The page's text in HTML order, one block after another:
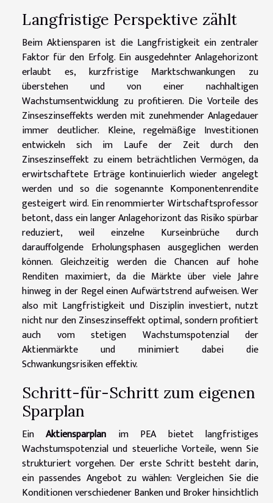
Langfristige Perspektive zählt
Beim Aktiensparen ist die Langfristigkeit ein zentraler
Faktor für den Erfolg. Ein ausgedehnter Anlagehorizont
erlaubt es, kurzfristige Marktschwankungen zu
überstehen und von einer nachhaltigen
Wachstumsentwicklung zu profitieren. Die Vorteile des
Zinseszinseffekts werden mit zunehmender Anlagedauer
immer deutlicher. Kleine, regelmäßige Investitionen
entwickeln sich im Laufe der Zeit durch den
Zinseszinseffekt zu einem beträchtlichen Vermögen, da
erwirtschaftete Erträge kontinuierlich wieder angelegt
werden und so die sogenannte Komponentenrendite
gesteigert wird. Ein renommierter Wirtschaftsprofessor
betont, dass ein langer Anlagehorizont das Risiko spürbar
reduziert, weil einzelne Kurseinbrüche durch
darauffolgende Erholungsphasen ausgeglichen werden
können. Gleichzeitig werden die Chancen auf hohe
Renditen maximiert, da die Märkte über viele Jahre
hinweg in der Regel einen Aufwärtstrend aufweisen. Wer
also mit Langfristigkeit und Disziplin investiert, nutzt
nicht nur den Zinseszinseffekt optimal, sondern profitiert
auch vom stetigen Wachstumspotenzial der
Aktienmärkte und minimiert dabei die
Schwankungsrisiken effektiv.
Schritt-für-Schritt zum eigenen
Sparplan
EinAktiensparplan im PEA bietet langfristiges
Wachstumspotenzial und steuerliche Vorteile, wenn Sie
strukturiert vorgehen. Der erste Schritt besteht darin,
ein passendes Angebot zu wählen: Vergleichen Sie die
Konditionen verschiedener Banken und Broker hinsichtlich